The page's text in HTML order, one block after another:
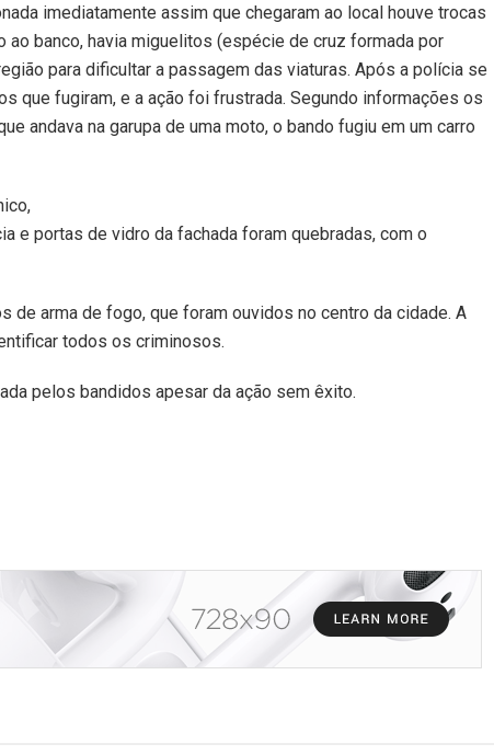
imediatamente assim que chegaram ao local houve trocas
banco, havia miguelitos (espécie de cruz formada por
para dificultar a passagem das viaturas. Após a polícia se
que fugiram, e a ação foi frustrada. Segundo informações os
andava na garupa de uma moto, o bando fugiu em um carro
e portas de vidro da fachada foram quebradas, com o
de arma de fogo, que foram ouvidos no centro da cidade. A
todos os criminosos.
pelos bandidos apesar da ação sem êxito.